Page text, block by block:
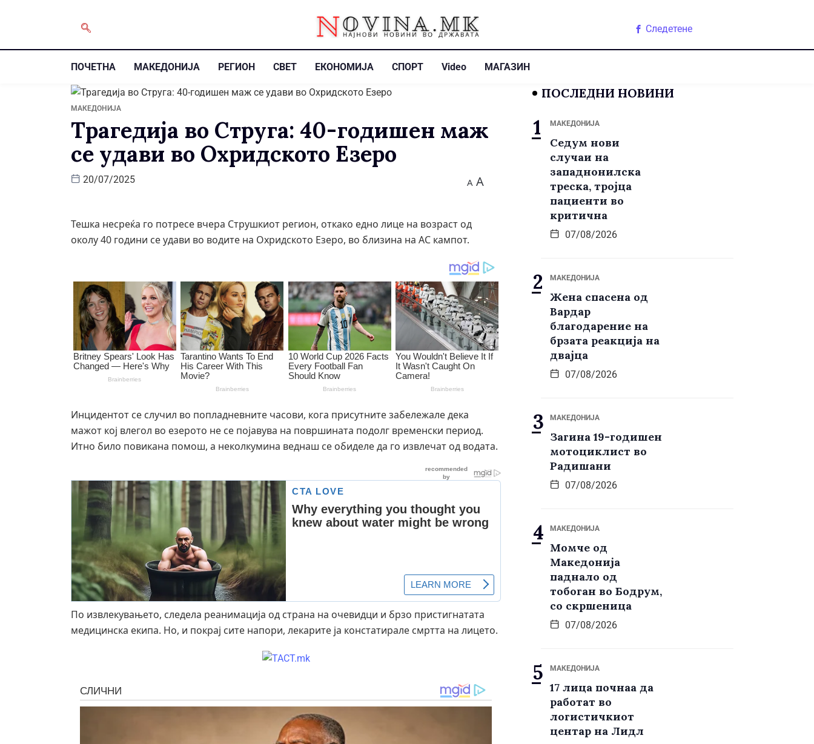
Следетене
ПОЧЕТНА МАКЕДОНИЈА РЕГИОН СВЕТ ЕКОНОМИЈА СПОРТ Video МАГАЗИН
МАКЕДОНИЈА
Трагедија во Струга: 40-годишен маж
се удави во Охридското Езеро
20/07/2025 A A
Тешка несреќа го потресе вчера Струшкиот регион, откако едно лице на возраст од
околу 40 години се удави во водите на Охридското Езеро, во близина на АС кампот.
Инцидентот се случил во попладневните часови, кога присутните забележале дека
мажот кој влегол во езерото не се појавува на површината подолг временски период.
Итно било повикана помош, а неколкумина веднаш се обиделе да го извлечат од водата.
По извлекувањето, следела реанимација од страна на очевидци и брзо пристигнатата
медицинска екипа. Но, и покрај сите напори, лекарите ја констатирале смртта на лицето.
ПОСЛЕДНИ НОВИНИ
МАКЕДОНИЈА
Седум нови
случаи на
западнонилска
треска, тројца
пациенти во
критична
07/08/2026
МАКЕДОНИЈА
Жена спасена од
Вардар
благодарение на
брзата реакција на
двајца
07/08/2026
МАКЕДОНИЈА
Загина 19-годишен
мотоциклист во
Радишани
07/08/2026
МАКЕДОНИЈА
Момче од
Македонија
паднало од
тобоган во Бодрум,
со скршеница
07/08/2026
МАКЕДОНИЈА
17 лица почнаа да
работат во
логистичкиот
центар на Лидл